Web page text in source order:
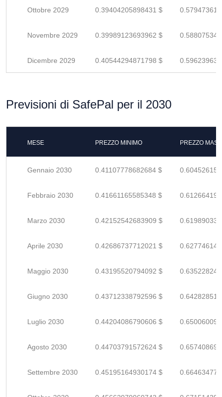
Ottobre 2029 0.39404205898431 $
Novembre 2029 0.39989123693962 $
Dicembre 2029 0.40544294871798 $
Previsioni di SafePal per il 2030
MESE PREZZO MINIMO PREZZO
Gennaio 2030 0.41107778682684 $
Febbraio 2030 0.41661165585348 $
Marzo 2030 0.42152542683909 $
Aprile 2030 0.42686737712021 $
Maggio 2030 0.43195520794092 $
Giugno 2030 0.43712338792596 $
Luglio 2030 0.44204086790606 $
Agosto 2030 0.44703791572624 $
Settembre 2030 0.45195164930174 $